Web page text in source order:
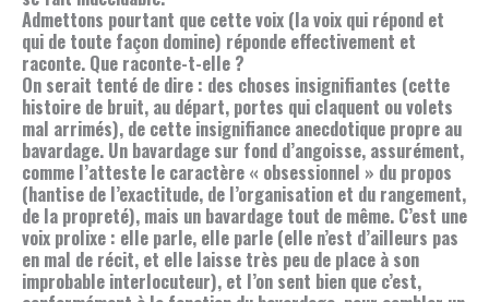
Admettons pourtant que cette voix (la voix qui répond et
qui de toute façon domine) réponde effectivement et
raconte. Que raconte-t-elle ?
On serait tenté de dire : des choses insignifiantes (cette
histoire de bruit, au départ, portes qui claquent ou volets
mal arrimés), de cette insignifiance anecdotique propre au
bavardage. Un bavardage sur fond d’angoisse, assurément,
comme l’atteste le caractère « obsessionnel » du propos
(hantise de l’exactitude, de l’organisation et du rangement,
de la propreté), mais un bavardage tout de même. C’est une
voix prolixe : elle parle, elle parle (elle n’est d’ailleurs pas
en mal de récit, et elle laisse très peu de place à son
improbable interlocuteur), et l’on sent bien que c’est,